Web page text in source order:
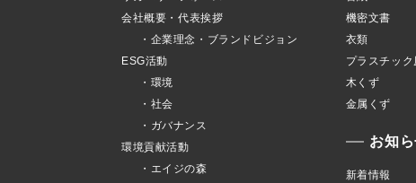
会社概要・代表挨拶
・企業理念・ブランドビジョン
ESG活動
・環境
・社会
・ガバナンス
環境貢献活動
・エイジの森
機密文書
衣類
プラスチック
木くず
金属くず
お知
新着情報